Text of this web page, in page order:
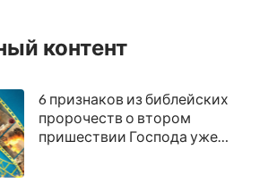
контент
6 признаков из библейских
пророчеств о втором
пришествии Господа уже